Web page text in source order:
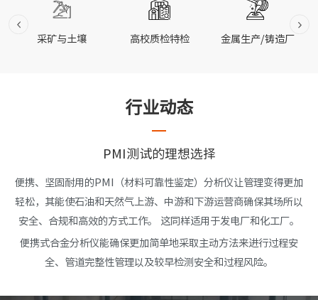
采矿与土壤 高校质检特检 金属生产/铸造厂
行业动态
PMI测试的理想选择
便携、坚固耐用的PMI（材料可靠性鉴定）分析仪让管理变得更加
轻松，其能使石油和天然气上游、中游和下游运营商确保其场所以
安全、合规和高效的方式工作。 这同样适用于发电厂和化工厂。
便携式合金分析仪能确保更加简单地采取主动方法来进行过程安
全、管道完整性管理以及较早检测安全和过程风险。